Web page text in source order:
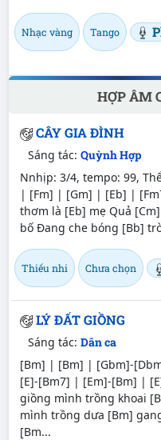
Nhạc vàng Tango
HỢP ÂM
CÂY GIA ĐÌNH
Sáng tác: Quỳnh Hợp
Nnhịp: 3/4, tempo: 99,
| [Fm] | [Gm] | [Eb] |
thơm là [Eb] mẹ Quả
bố Đang che bóng [Bb]
Thiếu nhi Chưa chọn
LÝ ĐẤT GIỒNG
Sáng tác: Dân ca
[Bm] | [Bm] | [Gbm]-
[E]-[Bm7] | [Em]-[Bm] |
giồng mình trồng khoai
mình trồng dưa [Bm]
[Bm...